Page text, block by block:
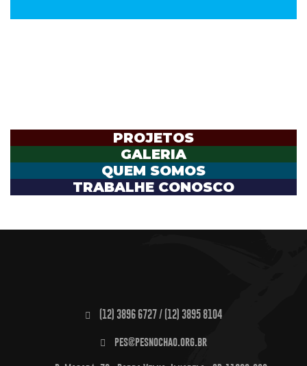
PROJETOS
GALERIA
QUEM SOMOS
TRABALHE CONOSCO
(12) 3896 6727 / (12) 3895 8104
pes@pesnochao.org.br